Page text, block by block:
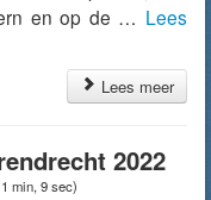
en op de … Lees
Lees meer
2022
min, 9 sec)